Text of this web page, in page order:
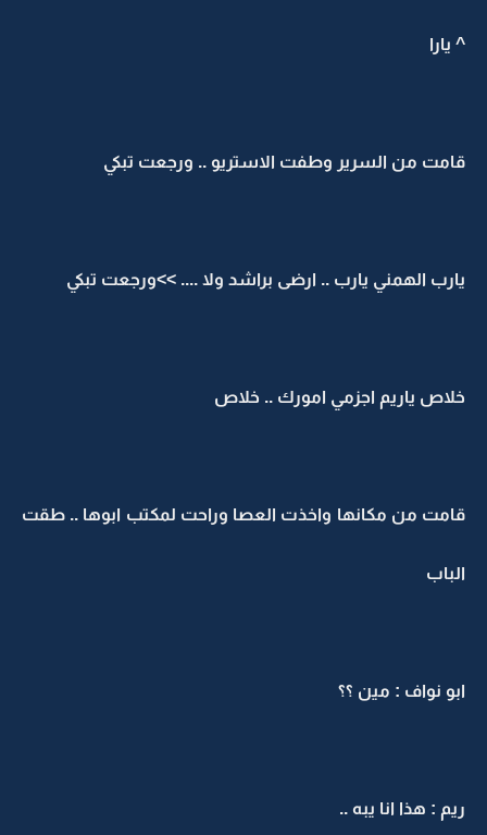
^ يارا
قامت من السرير وطفت الاستريو .. ورجعت تبكي
يارب الهمني يارب .. ارضى براشد ولا .... >>ورجعت تبكي
خلاص ياريم اجزمي امورك .. خلاص
قامت من مكانها واخذت العصا وراحت لمكتب ابوها .. طقت
الباب
ابو نواف : مين ؟؟
ريم : هذا انا يبه ..